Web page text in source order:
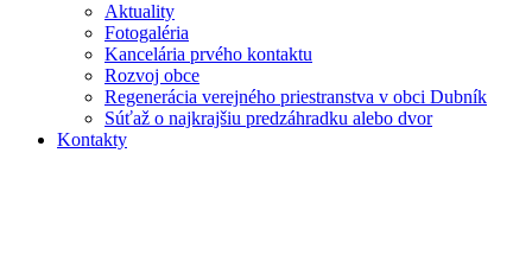
Aktuality
Fotogaléria
Kancelária prvého kontaktu
Rozvoj obce
Regenerácia verejného priestranstva v obci Dubník
Súťaž o najkrajšiu predzáhradku alebo dvor
Kontakty